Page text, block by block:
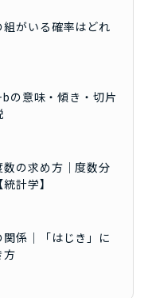
がいる確率はどれ
の意味・傾き・切片
の求め方｜度数分
計学】
係｜「はじき」に
方